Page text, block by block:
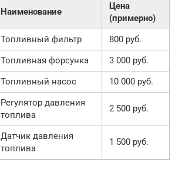
Наименование
Цена
(примерно)
Топливный фильтр
800 руб.
Топливная форсунка
3 000 руб.
Топливный насос 10 000 руб.
Регулятор давления
топлива
2 500 руб.
Датчик давления
топлива
1 500 руб.